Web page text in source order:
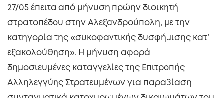
27/05 έπειτα από μήνυση πρώην διοικητή
στρατοπέδου στην Αλεξανδρούπολη, με την
κατηγορία της «συκοφαντικής δυσφήμισης κατ’
εξακολούθηση». Η μήνυση αφορά
δημοσιευμένες καταγγελίες της Επιτροπής
Αλληλεγγύης Στρατευμένων για παραβίαση